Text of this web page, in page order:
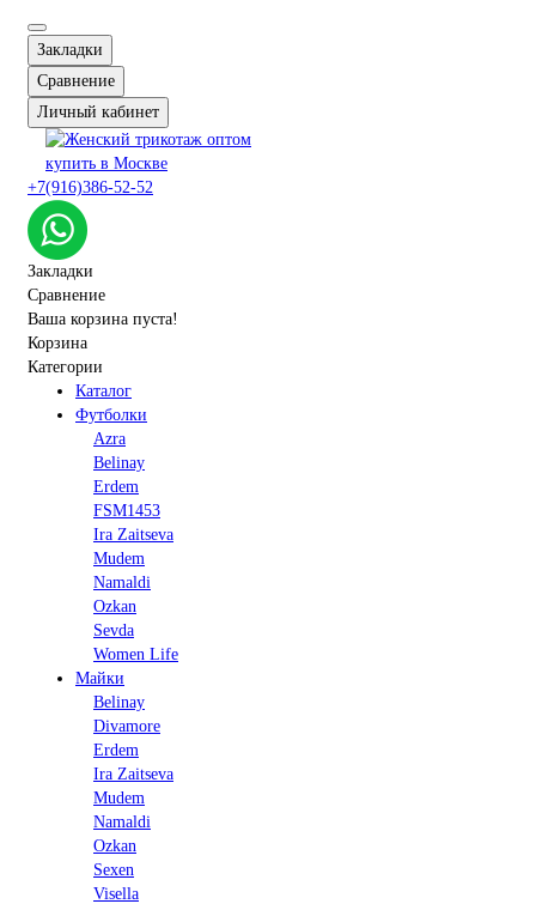
Закладки
Сравнение
Личный кабинет
+7(916)386-52-52
Закладки
Сравнение
Ваша корзина пуста!
Корзина
Категории
Каталог
Футболки
Azra
Belinay
Erdem
FSM1453
Ira Zaitseva
Mudem
Namaldi
Ozkan
Sevda
Women Life
Майки
Belinay
Divamore
Erdem
Ira Zaitseva
Mudem
Namaldi
Ozkan
Sexen
Visella